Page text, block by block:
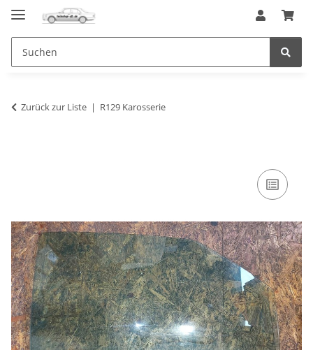
Zurück zur Liste R129 Karosserie